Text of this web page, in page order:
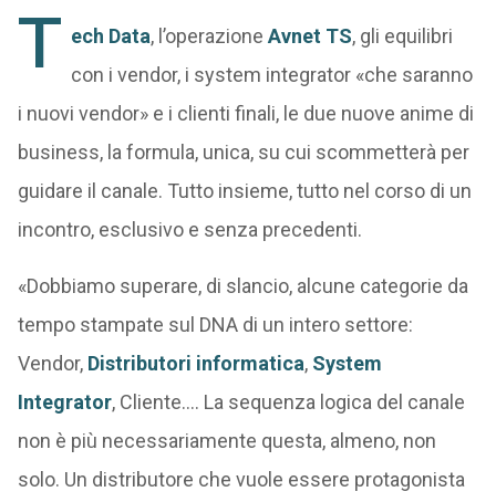
T ech Data, l’operazione Avnet TS, gli equilibri
con i vendor, i system integrator «che saranno
i nuovi vendor» e i clienti finali, le due nuove anime di
business, la formula, unica, su cui scommetterà per
guidare il canale. Tutto insieme, tutto nel corso di un
incontro, esclusivo e senza precedenti.
«Dobbiamo superare, di slancio, alcune categorie da
tempo stampate sul DNA di un intero settore:
Vendor, Distributori informatica, System
Integrator, Cliente…. La sequenza logica del canale
non è più necessariamente questa, almeno, non
solo. Un distributore che vuole essere protagonista